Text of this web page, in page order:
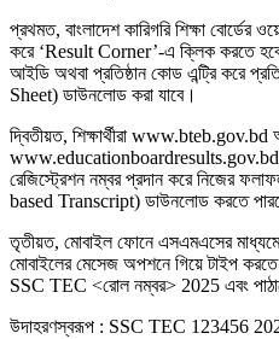
প্রথমত, বাংলাদেশ কারিগরি শিক্ষা
করে ‘Result Corner’-এ ক্লিক করতে হবে।
আইডি অথবা প্রতিষ্ঠান কোড এন্ট্রি করে
Sheet) ডাউনলোড করা যাবে।
দ্বিতীয়ত, শিক্ষার্থীরা www.bteb.gov.bd
www.educationboardresults.gov.bd
রেজিস্ট্রেশন নম্বর প্রদান করে নিজের
based Transcript) ডাউনলোড করতে
তৃতীয়ত, মোবাইল ফোনে এসএমএসের
মোবাইলের মেসেজ অপশনে গিয়ে টাইপ
SSC TEC <রোল নম্বর> 2025 এবং
উদাহরণস্বরূপ : SSC TEC 123456